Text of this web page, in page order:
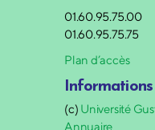
01.60.95.75.00
01.60.95.75.75
Plan d’accès
(c) Université
Annuaire